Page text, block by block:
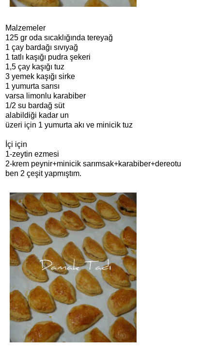
Malzemeler
125 gr oda sıcaklığında tereyağ
1 çay bardağı sıvıyağ
1 tatlı kaşığı pudra şekeri
1,5 çay kaşığı tuz
3 yemek kaşığı sirke
1 yumurta sarısı
varsa limonlu karabiber
1/2 su bardağ süt
alabildiği kadar un
üzeri için 1 yumurta akı ve minicik tuz
İçi için
1-zeytin ezmesi
2-krem peynir+minicik sarımsak+karabiber+dereotu
ben 2 çeşit yapmıştım.